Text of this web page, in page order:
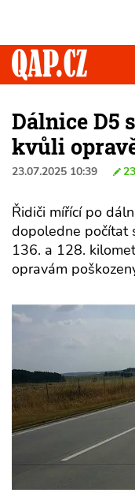
Dálnice D5
kvůli
23.07.2025 10:39
Řidiči mířící po
dopoledne počítat
136. a 128.
opravám